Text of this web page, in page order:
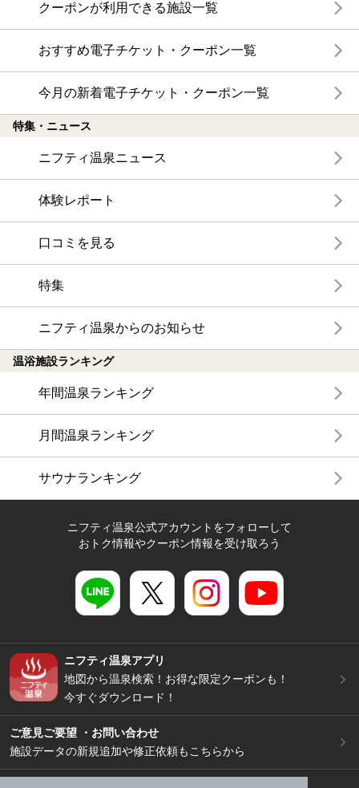
クーポンが利用できる施設一覧
おすすめ電子チケット・クーポン一覧
今月の新着電子チケット・クーポン一覧
特集・ニュース
ニフティ温泉ニュース
体験レポート
口コミを見る
特集
ニフティ温泉からのお知らせ
温浴施設ランキング
年間温泉ランキング
月間温泉ランキング
サウナランキング
ニフティ温泉公式アカウントをフォローして
おトク情報やクーポン情報を受け取ろう
ニフティ温泉アプリ
地図から温泉検索！お得な限定クーポンも！
今すぐダウンロード！
ご意見ご要望 ・お問い合わせ
施設データの新規追加や修正依頼もこちらから